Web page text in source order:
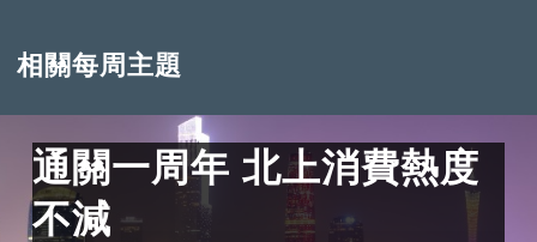
相關每周主題
通關一周年 北上消費熱度
不減